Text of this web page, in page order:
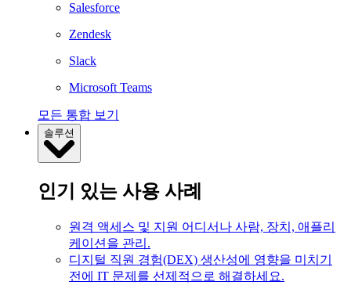
Salesforce
Zendesk
Slack
Microsoft Teams
모든 통합 보기
솔루션
인기 있는 사용 사례
원격 액세스 및 지원 어디서나 사람, 장치, 애플리
케이션을 관리.
디지털 직원 경험(DEX) 생산성에 영향을 미치기
전에 IT 문제를 선제적으로 해결하세요.